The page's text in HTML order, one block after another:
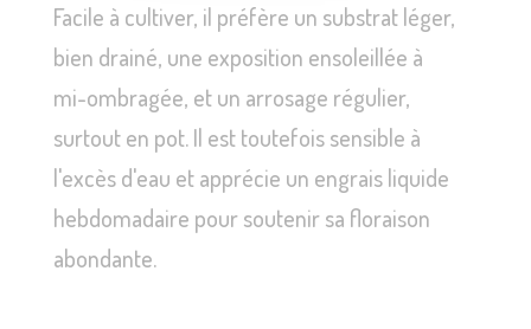
Facile à cultiver, il préfère un substrat léger,
bien drainé, une exposition ensoleillée à
mi-ombragée, et un arrosage régulier,
surtout en pot. Il est toutefois sensible à
l'excès d'eau et apprécie un engrais liquide
hebdomadaire pour soutenir sa floraison
abondante.